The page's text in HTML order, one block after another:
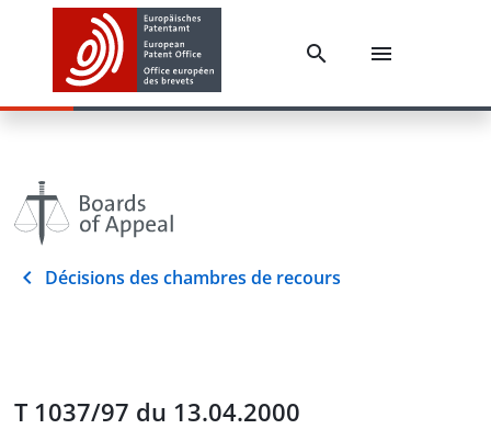
Décisions des chambres de recours
T 1037/97 du 13.04.2000